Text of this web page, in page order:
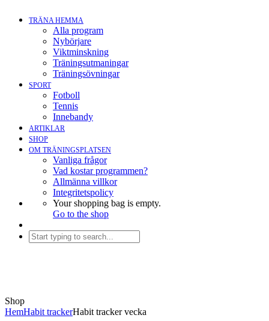
TRÄNA HEMMA
Alla program
Nybörjare
Viktminskning
Träningsutmaningar
Träningsövningar
SPORT
Fotboll
Tennis
Innebandy
ARTIKLAR
SHOP
OM TRÄNINGSPLATSEN
Vanliga frågor
Vad kostar programmen?
Allmänna villkor
Integritetspolicy
Your shopping bag is empty.
Go to the shop
Shop
HemHabit trackerHabit tracker vecka